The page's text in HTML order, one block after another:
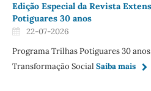
Edição Especial da Revista
Potiguares 30 anos
22-07-2026
Programa Trilhas Potiguares 30
Transformação Social Saiba mais